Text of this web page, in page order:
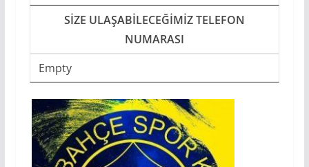
SIZE ULAŞABILECEĞIMIZ TELEFON
NUMARASI
Empty